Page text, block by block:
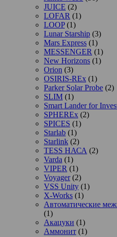
JUICE (2)
LOFAR (1)
LOOP(1)
Lunar Starship (3)
Mars Express (1)
MESSENGER (1)
New Horizons (1)
Orion (3)
OSIRIS-REx (1)
Parker Solar Probe (2)
SLIM (1)
Smart Lander for
SPHEREx (2)
SPICES (1)
Starlab (1)
Starlink (2)
TESS НАСА (2)
Varda (1)
VIPER (1)
Voyager(2)
VSS Unity (1)
X-Works (1)
Автоматические
(1)
Акацуки (1)
Аммонит (1)